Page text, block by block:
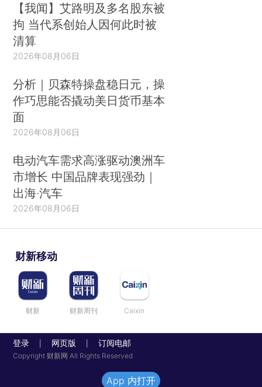
【我闻】艾路明及多名股东被
拘 当代系创始人因何此时被
清算
2026年08月06日
分析｜贝森特操盘稳日元，操
作巧思能否撬动美日货币基本
面
2026年08月06日
电动汽车需求高涨驱动澳洲车
市增长 中国品牌表现强劲｜
出海·汽车
2026年08月06日
财新移动
财新 财新周刊 Caixin
登录 网页版 订阅电邮
Copyright 财新网 All Rights Reserved
App 内打开